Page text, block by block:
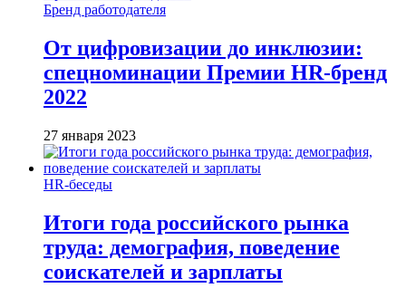
Бренд работодателя
От цифровизации до инклюзии:
спецноминации Премии HR-бренд
2022
27 января 2023
HR-беседы
Итоги года российского рынка
труда: демография, поведение
соискателей и зарплаты